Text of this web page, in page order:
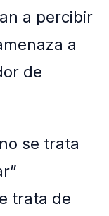
a percibir
a
de
se trata
trata de